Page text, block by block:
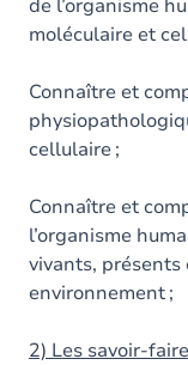
de l’organisme
moléculaire et
Connaître et
cellulaire ;
Connaître et
l’organisme
vivants, présents
environnement ;
2) Les savoir-